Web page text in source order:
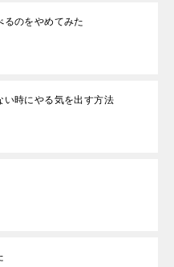
るのをやめてみた
い時にやる気を出す方法